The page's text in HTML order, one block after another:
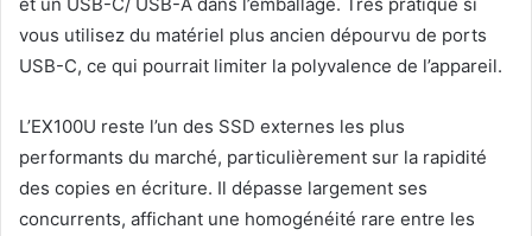
vous utilisez du matériel plus ancien dépourvu de ports
USB-C, ce qui pourrait limiter la polyvalence de l’appareil.
L’EX100U reste l’un des SSD externes les plus
performants du marché, particulièrement sur la rapidité
des copies en écriture. Il dépasse largement ses
concurrents, affichant une homogénéité rare entre les